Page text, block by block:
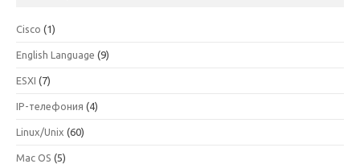
Cisco (1)
English Language (9)
ESXI (7)
IP-телефония (4)
Linux/Unix (60)
Mac OS (5)